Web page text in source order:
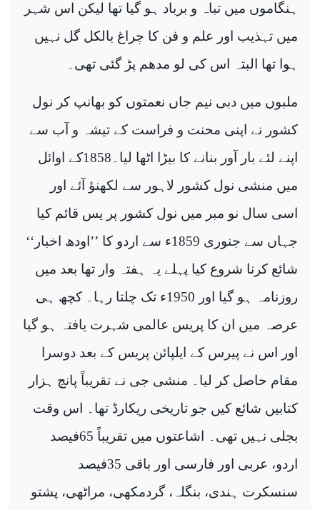
ہنگاموں میں تباہ و برباد ہو گیا تھا لیکن اس شہر
میں تہذیب اور علم و فن کا چراغ بالکل گل نہیں
ہوا تھا البتہ اس کی لو مدھم پڑ گئی تھی۔
ملبوں میں دبی نیم جاں نعمتوں کو بھانپ کر نول
کشور نے اپنی محنت و فراست کے تیشہ و آب سے
اپنے لئے بار آور بنانے کا بیڑا اٹھا لیا۔1858کے اوائل
میں منشی نول کشور لاہور سے لکھنؤ آئے اور
اسی سال نو مبر میں نول کشور پر یس قائم کیا
جہاں سے جنوری 1859ء سے اردو کا ’’اودھ اخبار‘‘
شائع کرنا شروع کیا پہلے یہ ہفتہ وار تھا بعد میں
روزنامہ ہو گیا اور 1950ء تک چلتا رہا۔ کچھ ہی
عرصہ میں ان کا پریس عالمی شہرت یافتہ ہو گیا
اور اس نے پیرس کے ایلپائن پریس کے بعد دوسرا
مقام حاصل کر لیا۔ منشی جی نے تقریباً پانچ ہزار
کتابیں شائع کیں جو تاریخی ریکارڈ تھا۔ اس وقت
بجلی نہیں تھی۔ اشاعتوں میں تقریباً 65فیصد
اردو، عربی اور فارسی اور باقی 35فیصد
سنسکرت ہندی، بنگلہ، گردمکھی، مراٹھی، پشتو